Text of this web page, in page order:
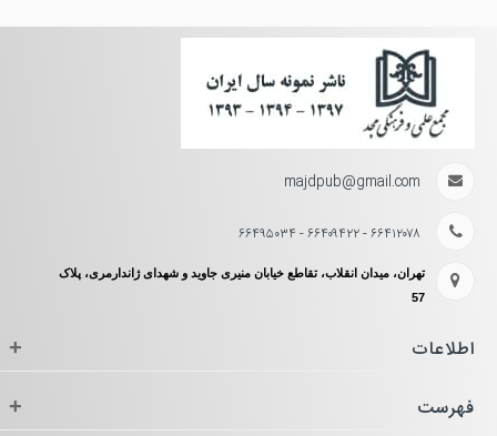
majdpub@gmail.com
۶۶۴۱۲۰۷۸ - ۶۶۴۰۹۴۲۲ - ۶۶۴۹۵۰۳۴
تهران، میدان انقلاب، تقاطع خیابان منیری جاوید و شهدای ژاندارمری، پلاک
57
اطلاعات +
فهرست +